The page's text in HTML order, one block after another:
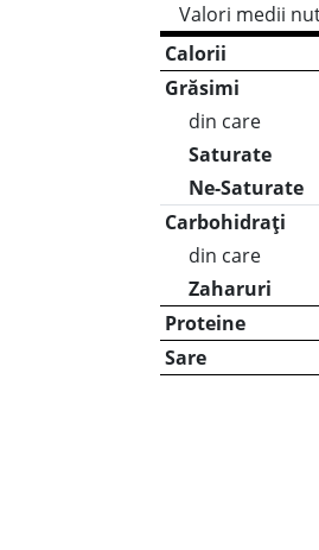
Valori medii
Calorii
Grăsimi
din care
Saturate
Ne-Saturate
Carbohidrați
din care
Zaharuri
Proteine
Sare